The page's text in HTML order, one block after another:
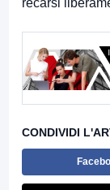
recarsi
CONDIVIDI